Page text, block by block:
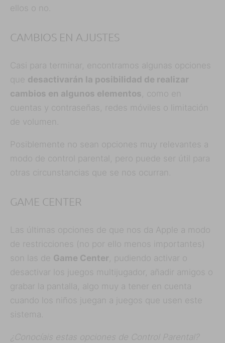
ellos o no.
CAMBIOS EN AJUSTES
Casi para terminar, encontramos algunas opciones
que desactivarán la posibilidad de realizar
cambios en algunos elementos , como en
cuentas y contraseñas, redes móviles o limitación
de volumen.
Posiblemente no sean opciones muy relevantes a
modo de control parental, pero puede ser útil para
otras circunstancias que se nos ocurran.
GAME CENTER
Las últimas opciones de que nos da Apple a modo
de restricciones (no por ello menos importantes)
son las de Game Center, pudiendo activar o
desactivar los juegos multijugador, añadir amigos o
grabar la pantalla, algo muy a tener en cuenta
cuando los niños juegan a juegos que usen este
sistema.
¿Conocíais estas opciones de Control Parental?